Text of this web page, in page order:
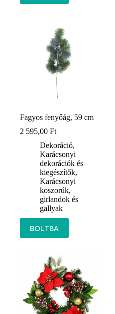
Fagyos fenyőág, 59 cm
2 595,00 Ft
Dekoráció,
Karácsonyi
dekorációk és
kiegészítők,
Karácsonyi
koszorúk,
girlandok és
gallyak
BOLTBA